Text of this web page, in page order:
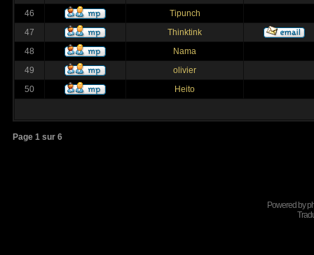
46
Tipunch
47
Thinktink
48
Nama
49
olivier
50
Heito
Page 1 sur 6
Powered by